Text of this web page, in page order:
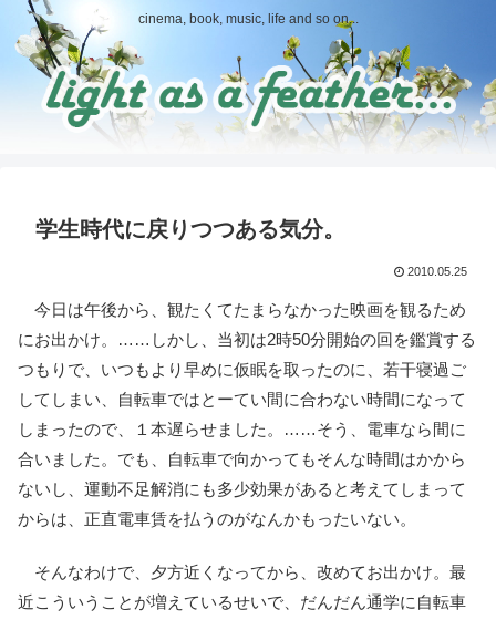
cinema, book, music, life and so on...
学生時代に戻りつつある気分。
2010.05.25
今日は午後から、観たくてたまらなかった映画を観るため
にお出かけ。……しかし、当初は2時50分開始の回を鑑賞する
つもりで、いつもより早めに仮眠を取ったのに、若干寝過ご
してしまい、自転車ではとーてい間に合わない時間になって
しまったので、１本遅らせました。……そう、電車なら間に
合いました。でも、自転車で向かってもそんな時間はかから
ないし、運動不足解消にも多少効果があると考えてしまって
からは、正直電車賃を払うのがなんかもったいない。
そんなわけで、夕方近くなってから、改めてお出かけ。最
近こういうことが増えているせいで、だんだん通学に自転車